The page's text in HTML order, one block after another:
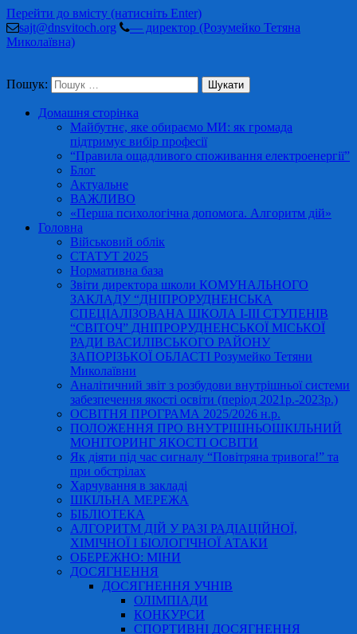
Перейти до вмісту (натисніть Enter)
sajt@dnsvitoch.org
— директор (Розумейко Тетяна
Миколаївна)
Пошук:
Домашня сторінка
Майбутнє, яке обираємо МИ: як громада
підтримує вибір професії
“Правила ощадливого споживання електроенергії”
Блог
Актуальне
ВАЖЛИВО
«Перша психологічна допомога. Алгоритм дій»
Головна
Військовий облік
СТАТУТ 2025
Нормативна база
Звіти директора школи КОМУНАЛЬНОГО
ЗАКЛАДУ “ДНІПРОРУДНЕНСЬКА
СПЕЦІАЛІЗОВАНА ШКОЛА І-ІІІ СТУПЕНІВ
“СВІТОЧ” ДНІПРОРУДНЕНСЬКОЇ МІСЬКОЇ
РАДИ ВАСИЛІВСЬКОГО РАЙОНУ
ЗАПОРІЗЬКОЇ ОБЛАСТІ Розумейко Тетяни
Миколаївни
Аналітичний звіт з розбудови внутрішньої системи
забезпечення якості освіти (період 2021р.-2023р.)
ОСВІТНЯ ПРОГРАМА 2025/2026 н.р.
ПОЛОЖЕННЯ ПРО ВНУТРІШНЬОШКІЛЬНИЙ
МОНІТОРИНГ ЯКОСТІ ОСВІТИ
Як діяти під час сигналу “Повітряна тривога!” та
при обстрілах
Харчування в закладі
ШКІЛЬНА МЕРЕЖА
БІБЛІОТЕКА
АЛГОРИТМ ДІЙ У РАЗІ РАДІАЦІЙНОЇ,
ХІМІЧНОЇ І БІОЛОГІЧНОЇ АТАКИ
ОБЕРЕЖНО: МІНИ
ДОСЯГНЕННЯ
ДОСЯГНЕННЯ УЧНІВ
ОЛІМПІАДИ
КОНКУРСИ
СПОРТИВНІ ДОСЯГНЕННЯ